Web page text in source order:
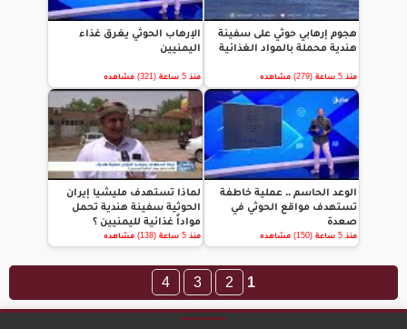
هجوم إرهابي حوثي على سفينة
هندية محملة بالمواد الغذائية
منذ 5 ساعة (279) مشاهده
الإرهاب الحوثي يغرق غذاء
اليمنيين
منذ 5 ساعة (321) مشاهده
الوعد الحاسم .. عملية خاطفة
تستهدف مواقع الحوثي في
صعدة
منذ 5 ساعة (150) مشاهده
لماذا تستهدف مليشيا إيران
الحوثية سفينة هندية تحمل
مواداً غذائية لليمنيين ؟
منذ 5 ساعة (138) مشاهده
1
2
3
4